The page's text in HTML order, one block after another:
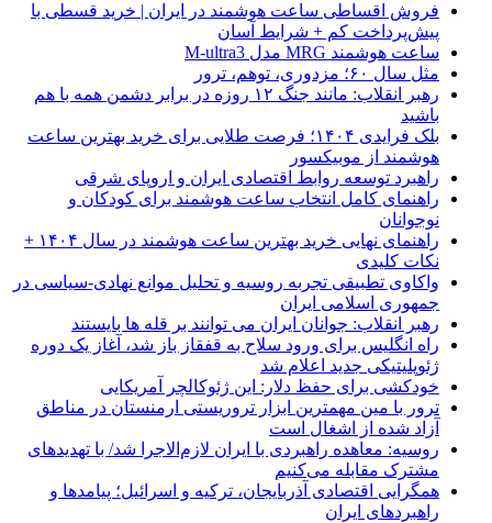
فروش اقساطی ساعت هوشمند در ایران | خرید قسطی با
پیش‌پرداخت کم + شرایط آسان
ساعت هوشمند MRG مدل M-ultra3
مثل سال ۶۰؛ مزدوری، توهم، ترور
رهبر انقلاب: مانند جنگ ۱۲ روزه در برابر دشمن همه با هم
باشید
بلک فرایدی ۱۴۰۴؛ فرصت طلایی برای خرید بهترین ساعت
هوشمند از موبیکسور
راهبرد توسعه روابط اقتصادی ایران و اروپای شرقی
راهنمای کامل انتخاب ساعت هوشمند برای کودکان و
نوجوانان
راهنمای نهایی خرید بهترین ساعت هوشمند در سال ۱۴۰۴ +
نکات کلیدی
واکاوی تطبیقی تجربه روسیه و تحلیل موانع نهادی-سیاسی در
جمهوری اسلامی ایران
رهبر انقلاب: جوانان ایران می توانند بر قله ها بایستند
راه انگلیس برای ورود سلاح به قفقاز باز شد، آغاز یک دوره
ژئوپلیتیکی جدید اعلام شد
خودکشی برای حفظ دلار: این ژئوکالچر آمریکایی
ترور با مین مهمترین ابزار تروریستی ارمنستان در مناطق
آزاد شده از اشغال است
روسیه: معاهده راهبردی با ایران لازم‌الاجرا شد/ با تهدیدهای
مشترک مقابله می‌کنیم
همگرایی اقتصادی آذربایجان، ترکیه و اسرائیل؛ پیامدها و
راهبردهای ایران